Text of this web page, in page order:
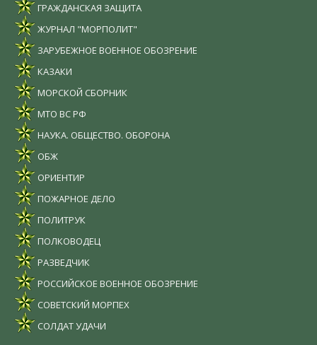
ГРАЖДАНСКАЯ ЗАЩИТА
ЖУРНАЛ "МОРПОЛИТ"
ЗАРУБЕЖНОЕ ВОЕННОЕ ОБОЗРЕНИЕ
КАЗАКИ
МОРСКОЙ СБОРНИК
МТО ВС РФ
НАУКА. ОБЩЕСТВО. ОБОРОНА
ОБЖ
ОРИЕНТИР
ПОЖАРНОЕ ДЕЛО
ПОЛИТРУК
ПОЛКОВОДЕЦ
РАЗВЕДЧИК
РОССИЙСКОЕ ВОЕННОЕ ОБОЗРЕНИЕ
СОВЕТСКИЙ МОРПЕХ
СОЛДАТ УДАЧИ